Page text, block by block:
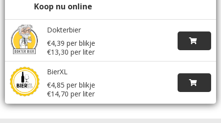
Koop nu online
Dokterbier
€4,39 per blikje
€13,30 per liter
BierXL
€4,85 per blikje
€14,70 per liter